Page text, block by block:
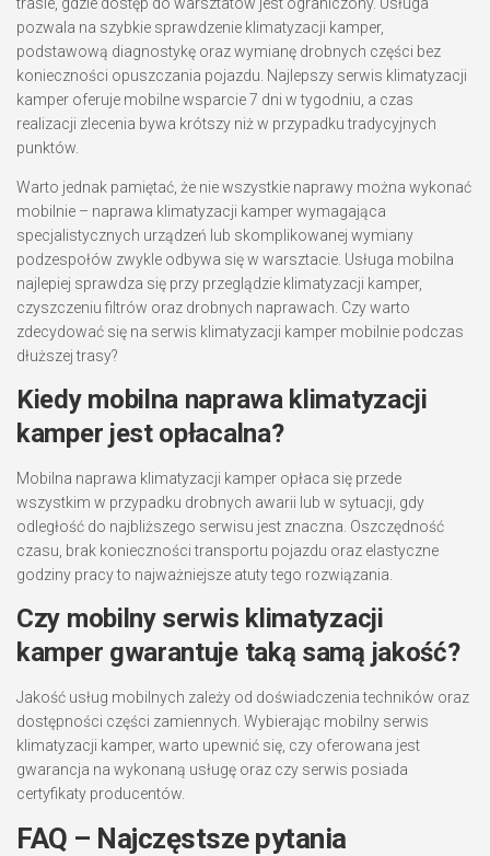
pozwala na szybkie sprawdzenie klimatyzacji kamper,
podstawową diagnostykę oraz wymianę drobnych części bez
konieczności opuszczania pojazdu. Najlepszy serwis klimatyzacji
kamper oferuje mobilne wsparcie 7 dni w tygodniu, a czas
realizacji zlecenia bywa krótszy niż w przypadku tradycyjnych
punktów.
Warto jednak pamiętać, że nie wszystkie naprawy można wykonać
mobilnie – naprawa klimatyzacji kamper wymagająca
specjalistycznych urządzeń lub skomplikowanej wymiany
podzespołów zwykle odbywa się w warsztacie. Usługa mobilna
najlepiej sprawdza się przy przeglądzie klimatyzacji kamper,
czyszczeniu filtrów oraz drobnych naprawach. Czy warto
zdecydować się na serwis klimatyzacji kamper mobilnie podczas
dłuższej trasy?
Kiedy mobilna naprawa klimatyzacji
kamper jest opłacalna?
Mobilna naprawa klimatyzacji kamper opłaca się przede
wszystkim w przypadku drobnych awarii lub w sytuacji, gdy
odległość do najbliższego serwisu jest znaczna. Oszczędność
czasu, brak konieczności transportu pojazdu oraz elastyczne
godziny pracy to najważniejsze atuty tego rozwiązania.
Czy mobilny serwis klimatyzacji
kamper gwarantuje taką samą jakość?
Jakość usług mobilnych zależy od doświadczenia techników oraz
dostępności części zamiennych. Wybierając mobilny serwis
klimatyzacji kamper, warto upewnić się, czy oferowana jest
gwarancja na wykonaną usługę oraz czy serwis posiada
certyfikaty producentów.
FAQ – Najczęstsze pytania